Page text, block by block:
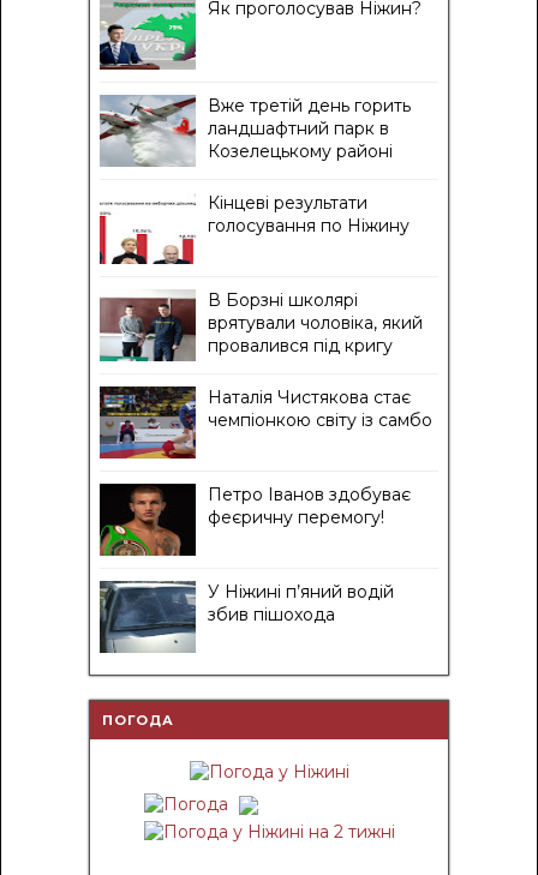
Як проголосував Ніжин?
Вже третій день горить
ландшафтний парк в
Козелецькому районі
Кінцеві результати
голосування по Ніжину
В Борзні школярі
врятували чоловіка, який
провалився під кригу
Наталія Чистякова стає
чемпіонкою світу із самбо
Петро Іванов здобуває
феєричну перемогу!
У Ніжині п’яний водій
збив пішохода
ПОГОДА